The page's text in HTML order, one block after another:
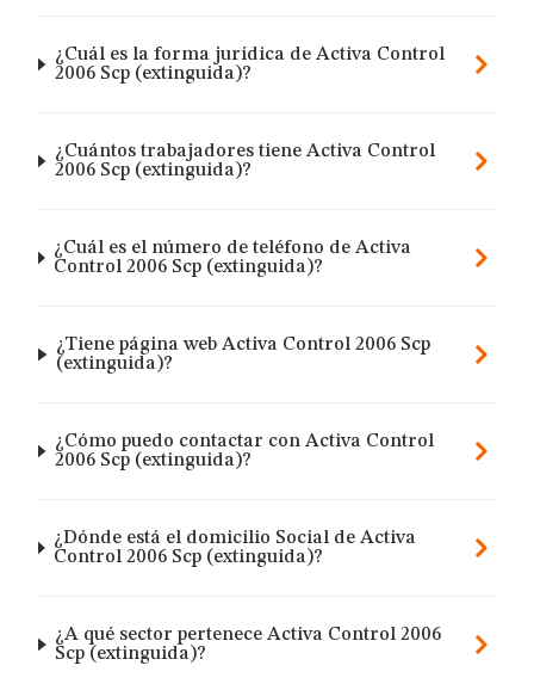
¿Cuál es la forma jurídica de Activa Control
2006 Scp (extinguida)?
¿Cuántos trabajadores tiene Activa Control
2006 Scp (extinguida)?
¿Cuál es el número de teléfono de Activa
Control 2006 Scp (extinguida)?
¿Tiene página web Activa Control 2006 Scp
(extinguida)?
¿Cómo puedo contactar con Activa Control
2006 Scp (extinguida)?
¿Dónde está el domicilio Social de Activa
Control 2006 Scp (extinguida)?
¿A qué sector pertenece Activa Control 2006
Scp (extinguida)?